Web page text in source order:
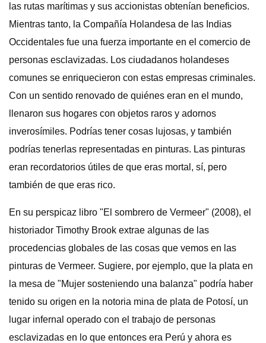
las rutas marítimas y sus accionistas obtenían beneficios.
Mientras tanto, la Compañía Holandesa de las Indias
Occidentales fue una fuerza importante en el comercio de
personas esclavizadas. Los ciudadanos holandeses
comunes se enriquecieron con estas empresas criminales.
Con un sentido renovado de quiénes eran en el mundo,
llenaron sus hogares con objetos raros y adornos
inverosímiles. Podrías tener cosas lujosas, y también
podrías tenerlas representadas en pinturas. Las pinturas
eran recordatorios útiles de que eras mortal, sí, pero
también de que eras rico.
En su perspicaz libro "El sombrero de Vermeer" (2008), el
historiador Timothy Brook extrae algunas de las
procedencias globales de las cosas que vemos en las
pinturas de Vermeer. Sugiere, por ejemplo, que la plata en
la mesa de "Mujer sosteniendo una balanza" podría haber
tenido su origen en la notoria mina de plata de Potosí, un
lugar infernal operado con el trabajo de personas
esclavizadas en lo que entonces era Perú y ahora es